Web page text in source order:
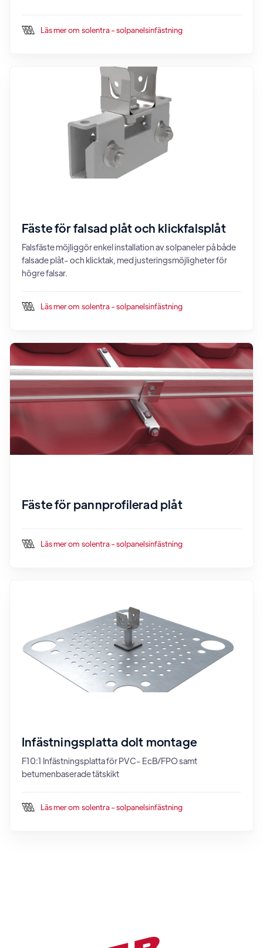
Läs mer om solentra - solpanelsinfästning
Fäste för falsad plåt och klickfalsplåt
Falsfäste möjliggör enkel installation av solpaneler på både
falsade plåt- och klicktak, med justeringsmöjligheter för
högre falsar.
Läs mer om solentra - solpanelsinfästning
Fäste för pannprofilerad plåt
Läs mer om solentra - solpanelsinfästning
Infästningsplatta dolt montage
F10:1 Infästningsplatta för PVC- EcB/FPO samt
betumenbaserade tätskikt
Läs mer om solentra - solpanelsinfästning